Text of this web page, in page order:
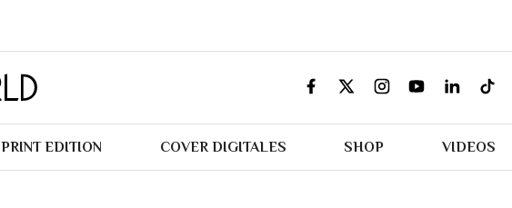
PRINT EDITION COVER DIGITALES SHOP VIDEOS